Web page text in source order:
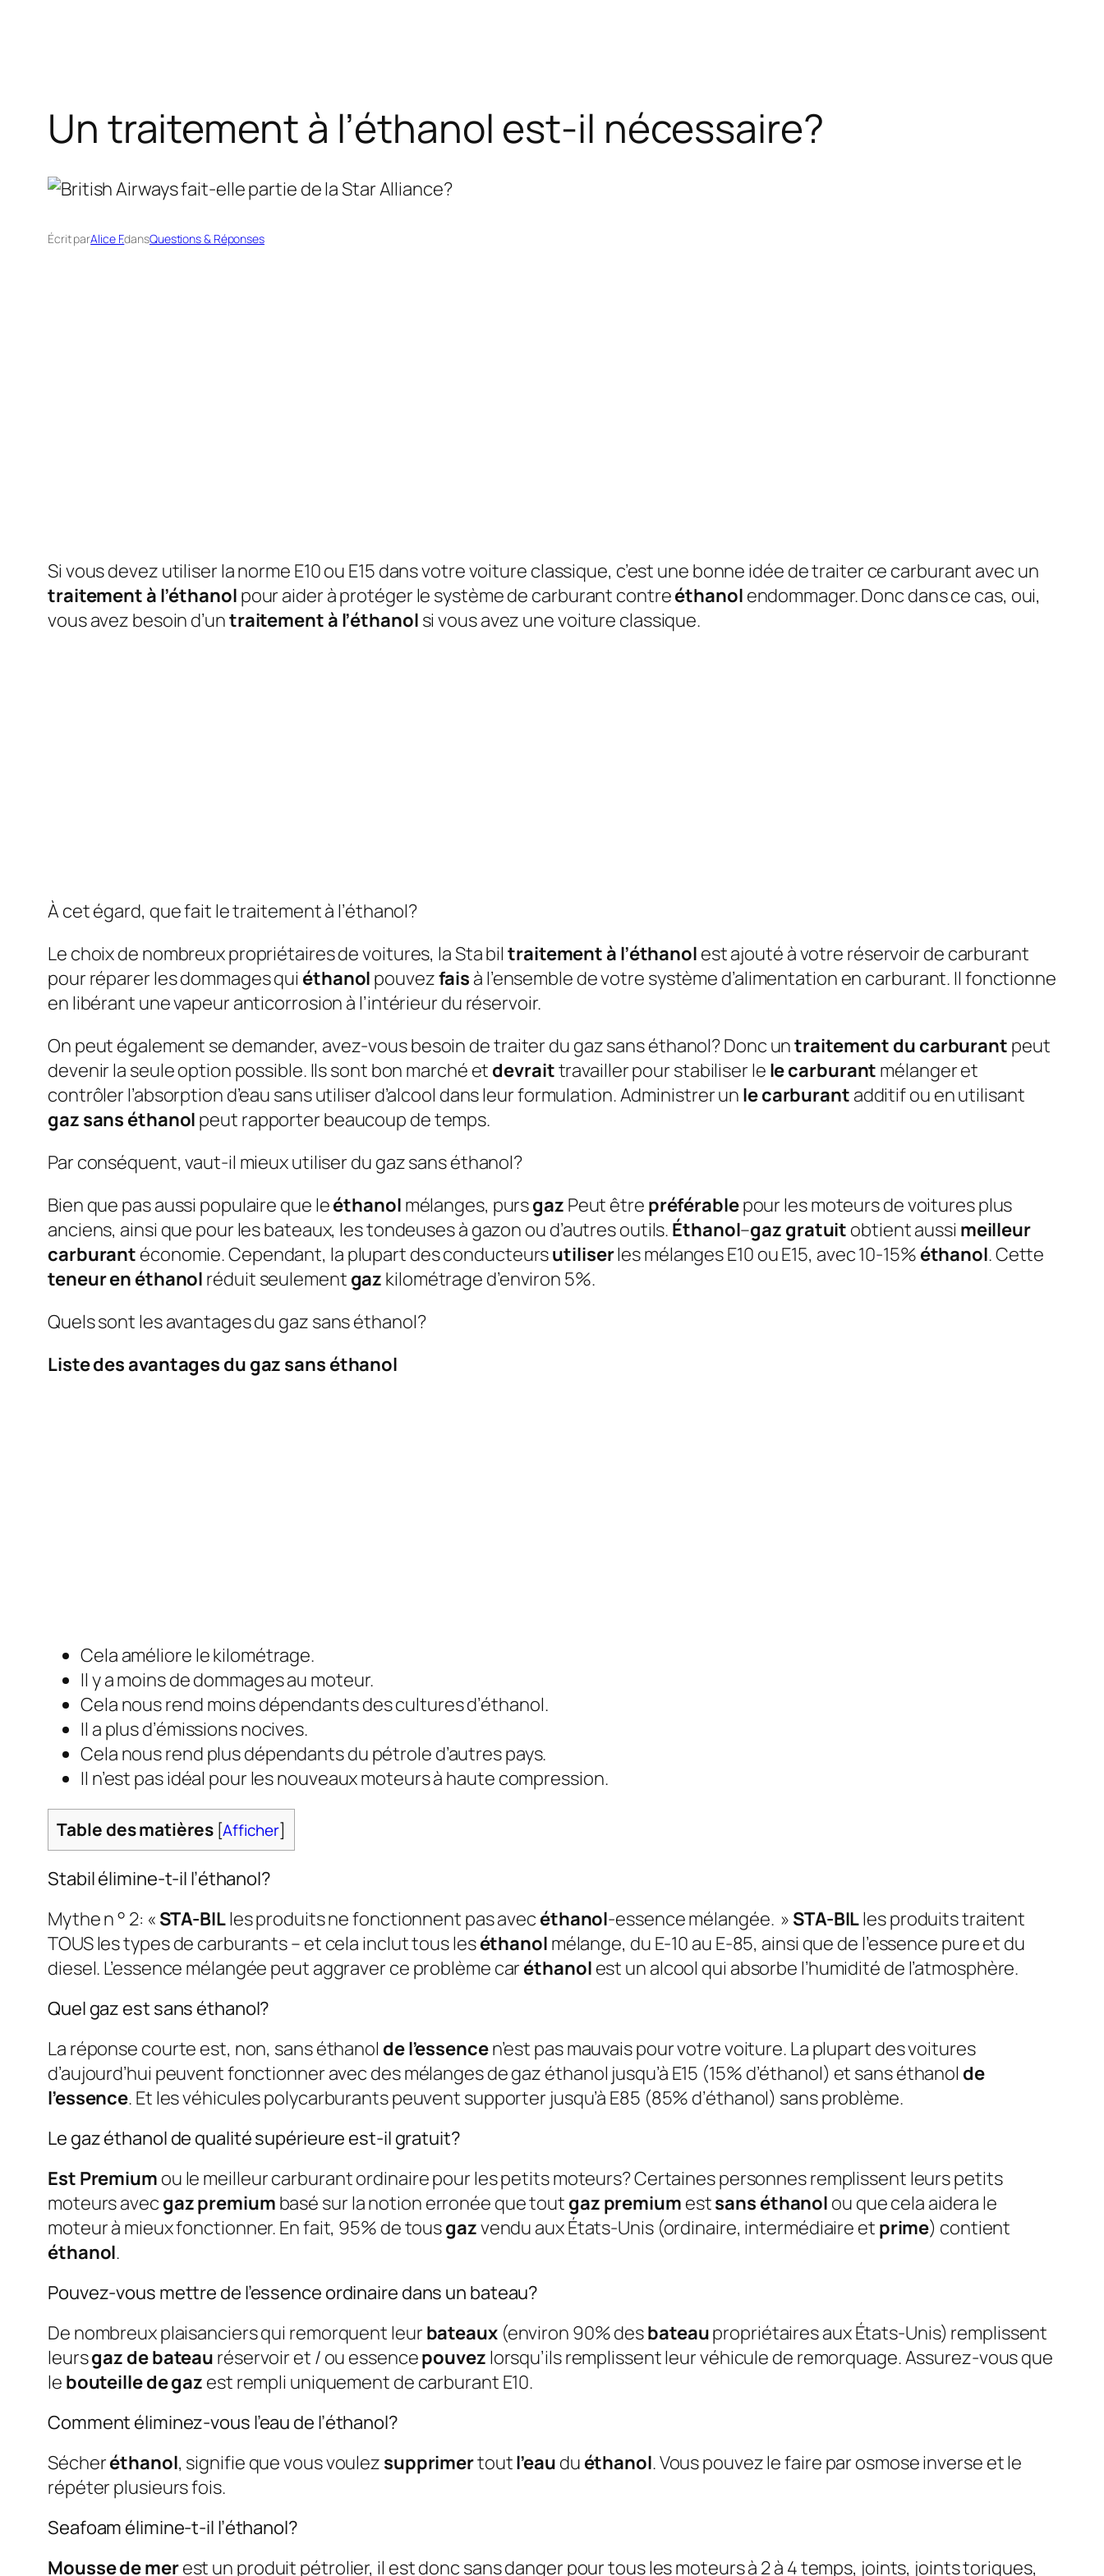
Un traitement à l’éthanol est-il nécessaire?
Écrit parAlice F.dansQuestions & Réponses
Si vous devez utiliser la norme E10 ou E15 dans votre voiture classique, c’est une bonne idée de traiter ce carburant avec un
traitement à l’éthanol pour aider à protéger le système de carburant contreéthanol endommager. Donc dans ce cas, oui,
vous avez besoin d’untraitement à l’éthanol si vous avez une voiture classique.
À cet égard, que fait le traitement à l’éthanol?
Le choix de nombreux propriétaires de voitures, la Sta biltraitement à l’éthanol est ajouté à votre réservoir de carburant
pour réparer les dommages qui éthanol pouvezfais à l’ensemble de votre système d’alimentation en carburant. Il fonctionne
en libérant une vapeur anticorrosion à l’intérieur du réservoir.
On peut également se demander, avez-vous besoin de traiter du gaz sans éthanol?Donc untraitement du carburant peut
devenir la seule option possible. Ils sont bon marché et devraittravailler pour stabiliser le le carburant mélanger et
contrôler l’absorption d’eau sans utiliser d’alcool dans leur formulation. Administrer un le carburant additif ou en utilisant
gaz sans éthanol peut rapporter beaucoup de temps.
Par conséquent, vaut-il mieux utiliser du gaz sans éthanol?
Bien que pas aussi populaire que leéthanol mélanges, pursgaz Peut être préférablepour les moteurs de voitures plus
anciens, ainsi que pour les bateaux, les tondeuses à gazon ou d’autres outils. Éthanol–gaz gratuit obtient aussi meilleur
carburant économie. Cependant, la plupart des conducteursutiliserles mélanges E10 ou E15, avec 10-15% éthanol. Cette
teneur en éthanol réduit seulement gaz kilométrage d’environ 5%.
Quels sont les avantages du gaz sans éthanol?
Liste des avantages du gaz sans éthanol
Cela améliore le kilométrage.
Il y a moins de dommages au moteur.
Cela nous rend moins dépendants des cultures d’éthanol.
Il a plus d’émissions nocives.
Cela nous rend plus dépendants du pétrole d’autres pays.
Il n’est pas idéal pour les nouveaux moteurs à haute compression.
Table des matières [Afficher]
Stabil élimine-t-il l’éthanol?
Mythe n ° 2: « STA-BILles produits ne fonctionnent pas avec éthanol-essence mélangée. » STA-BILles produits traitent
TOUS les types de carburants – et cela inclut tous leséthanol mélange, du E-10 au E-85, ainsi que de l’essence pure et du
diesel. L’essence mélangée peut aggraver ce problème car éthanol est un alcool qui absorbe l’humidité de l’atmosphère.
Quel gaz est sans éthanol?
La réponse courte est, non, sans éthanol de l’essencen’est pas mauvais pour votre voiture. La plupart des voitures
d’aujourd’hui peuvent fonctionner avec des mélanges de gaz éthanol jusqu’à E15 (15% d’éthanol) et sans éthanol de
l’essence. Et les véhicules polycarburants peuvent supporter jusqu’à E85 (85% d’éthanol) sans problème.
Le gaz éthanol de qualité supérieure est-il gratuit?
Est Premium ou le meilleur carburant ordinaire pour les petits moteurs? Certaines personnes remplissent leurs petits
moteurs avec gaz premium basé sur la notion erronée que tout gaz premium estsans éthanol ou que cela aidera le
moteur à mieux fonctionner. En fait, 95% de tousgazvendu aux États-Unis (ordinaire, intermédiaire et prime) contient
éthanol.
Pouvez-vous mettre de l’essence ordinaire dans un bateau?
De nombreux plaisanciers qui remorquent leur bateaux(environ 90% desbateaupropriétaires aux États-Unis) remplissent
leursgaz de bateau réservoir et / ou essencepouvez lorsqu’ils remplissent leur véhicule de remorquage. Assurez-vous que
le bouteille de gaz est rempli uniquement de carburant E10.
Comment éliminez-vous l’eau de l’éthanol?
Sécheréthanol, signifie que vous voulez supprimertoutl’eau du éthanol. Vous pouvez le faire par osmose inverse et le
répéter plusieurs fois.
Seafoam élimine-t-il l’éthanol?
Mousse de merest un produit pétrolier, il est donc sans danger pour tous les moteurs à 2 à 4 temps, joints, joints toriques,